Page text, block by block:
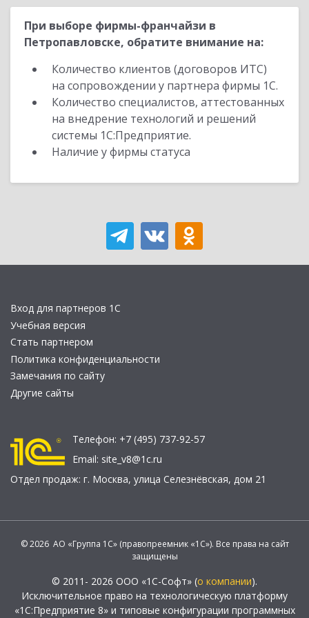
При выборе фирмы-франчайзи в
Петропавловске, обратите внимание на:
Количество клиентов (договоров ИТС)
на сопровождении у партнера фирмы 1С.
Количество специалистов, аттестованных
на внедрение технологий и решений
системы 1С:Предприятие.
Наличие у фирмы статуса
Вход для партнеров 1С
Учебная версия
Стать партнером
Политика конфиденциальности
Замечания по сайту
Другие сайты
Телефон: +7 (495) 737-92-57
Email: site_v8@1c.ru
Отдел продаж: г. Москва, улица Селезнёвская, дом 21
© 2026 АО «Группа 1С» (правопреемник «1С»). Все права на сайт
защищены
© 2011- 2026 ООО «1С-Софт» (о компании).
Исключительное право на технологическую платформу
«1С:Предприятие 8» и типовые конфигурации программных